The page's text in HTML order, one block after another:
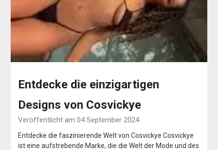
Entdecke die einzigartigen
Designs von Cosvickye
Veröffentlicht am 04 September 2024
Entdecke die faszinierende Welt von Cosvickye Cosvickye
ist eine aufstrebende Marke, die die Welt der Mode und des